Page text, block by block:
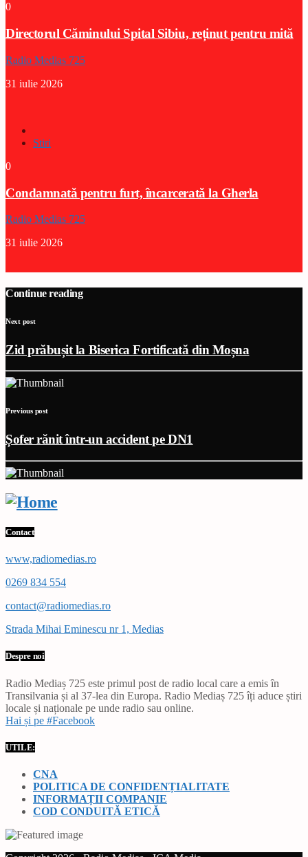
0
Directorul Căminului Spital Sibiu, reținut pentru mită
Radio Medias 725
31 iulie 2026
Stiri
0
Condamnată pentru furt, încarcerată la Gherla
Radio Medias 725
31 iulie 2026
Continue reading
Next post
Zid prăbușit la Biserica Fortificată din Moșna
Previous post
Șofer rănit într-un accident pe DN1
Contact
www,radiomedias.ro
0269 834 554
contact@radiomedias.ro
Strada Mihai Eminescu nr 1, Medias
Despre noi
Radio Mediaș 725 este primul post de radio local care a emis în
Transilvania și al 37-lea din Europa. Radio Mediaș 725 îți aduce știri
locale și naționale pe unde radio sau online.
Hai și pe #Facebook
UTILE:
CNA
POLITICA DE CONFIDENȚIALITATE
INFORMAȚII COMPANIE
COD CONDUITĂ ETICĂ